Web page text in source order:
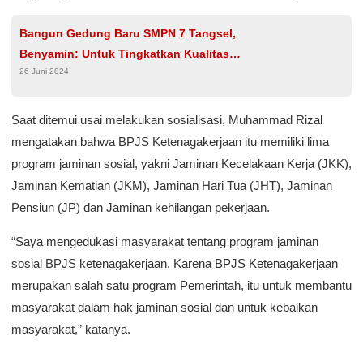
Bangun Gedung Baru SMPN 7 Tangsel,
Benyamin: Untuk Tingkatkan Kualitas
Pendidikan
26 Juni 2024
Saat ditemui usai melakukan sosialisasi, Muhammad Rizal
mengatakan bahwa BPJS Ketenagakerjaan itu memiliki lima
program jaminan sosial, yakni Jaminan Kecelakaan Kerja (JKK),
Jaminan Kematian (JKM), Jaminan Hari Tua (JHT), Jaminan
Pensiun (JP) dan Jaminan kehilangan pekerjaan.
“Saya mengedukasi masyarakat tentang program jaminan
sosial BPJS ketenagakerjaan. Karena BPJS Ketenagakerjaan
merupakan salah satu program Pemerintah, itu untuk membantu
masyarakat dalam hak jaminan sosial dan untuk kebaikan
masyarakat,” katanya.